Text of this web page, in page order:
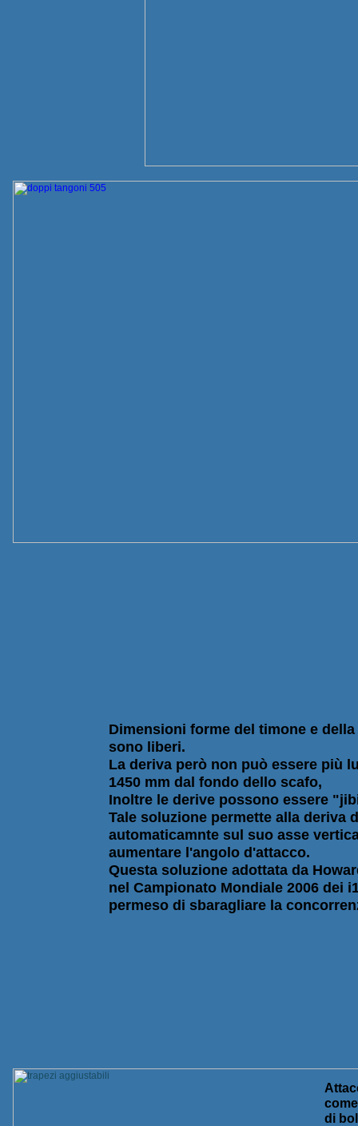
Dimensioni forme del timone e
sono liberi.
La deriva però non può essere più
1450 mm dal fondo dello scafo,
Inoltre le derive possono essere
Tale soluzione permette alla deriva
automaticamnte sul suo asse
aumentare l'angolo d'attacco.
Questa soluzione adottata da
nel Campionato Mondiale 2006 dei
permeso di sbaragliare la
di